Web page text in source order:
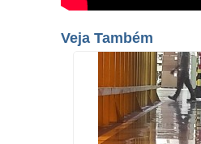
Veja Também